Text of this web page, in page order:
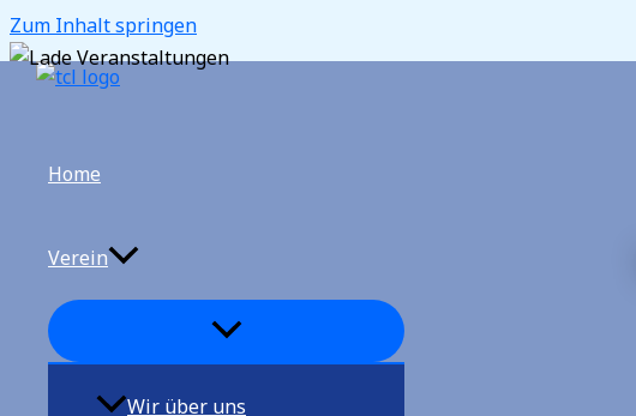
Zum Inhalt springen
Home
Verein
Wir über uns